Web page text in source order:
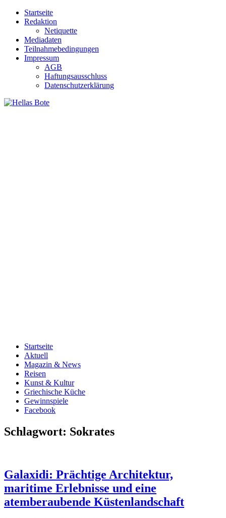
Zum
Inhalt
Startseite
Redaktion
Netiquette
Mediadaten
Teilnahmebedingungen
Impressum
AGB
Haftungsausschluss
Datenschutzerklärung
Startseite
Aktuell
Magazin & News
Reisen
Kunst & Kultur
Griechische Küche
Gewinnspiele
Facebook
Schlagwort: Sokrates
Galaxidi: Prächtige Architektur,
maritime Erlebnisse und eine
atemberaubende Küstenlandschaft